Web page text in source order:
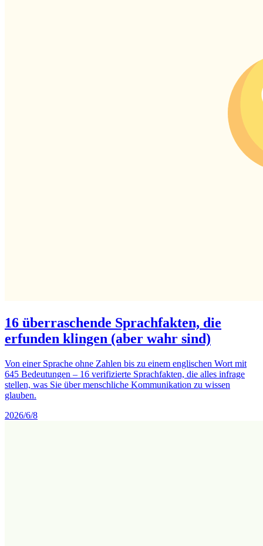
16 überraschende Sprachfakten, die
erfunden klingen (aber wahr sind)
Von einer Sprache ohne Zahlen bis zu einem englischen Wort mit
645 Bedeutungen – 16 verifizierte Sprachfakten, die alles infrage
stellen, was Sie über menschliche Kommunikation zu wissen
glauben.
2026/6/8